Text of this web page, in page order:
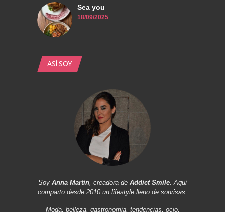
Sea you
18/09/2025
ASÍ SOY
Soy Anna Martin, creadora de Addict Smile. Aqui
comparto desde 2010 un lifestyle lleno de sonrisas:
Moda, belleza, gastronomia, tendencias, ocio,